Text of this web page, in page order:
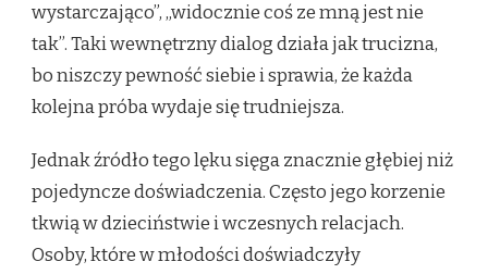
wystarczająco”, „widocznie coś ze mną jest nie
tak”. Taki wewnętrzny dialog działa jak trucizna,
bo niszczy pewność siebie i sprawia, że każda
kolejna próba wydaje się trudniejsza.
Jednak źródło tego lęku sięga znacznie głębiej niż
pojedyncze doświadczenia. Często jego korzenie
tkwią w dzieciństwie i wczesnych relacjach.
Osoby, które w młodości doświadczyły